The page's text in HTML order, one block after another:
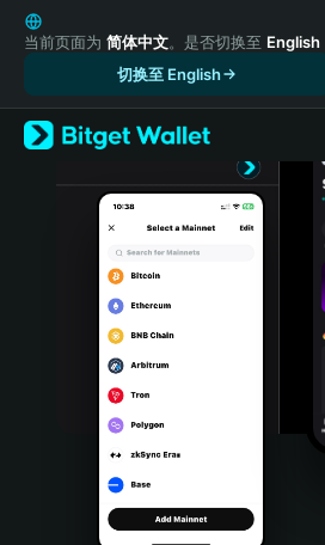
English
日本語
Русский
Español (Latinoamérica)
Türkçe
Português (Portugal)
Bahasa Indonesia
Português (Brasil)
Español (Argentina)
当前页面为 简体中文。是否切换至 English
切换至 English